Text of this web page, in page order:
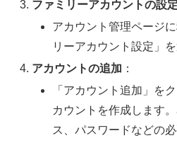
ファミリーアカウントの設定
アカウント管理ページ
リーアカウント設定」を
アカウントの追加 ：
「アカウント追加」を
カウントを作成します
ス、パスワードなどの